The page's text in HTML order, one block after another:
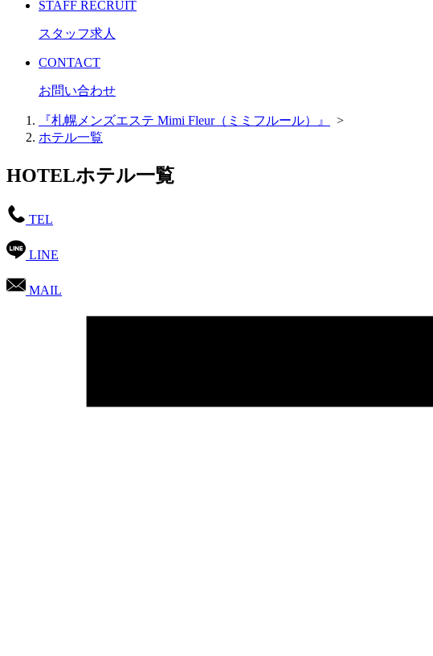
STAFF RECRUIT
スタッフ求人
CONTACT
お問い合わせ
『札幌メンズエステ Mimi Fleur（ミミフルール）』
>
ホテル一覧
HOTELホテル一覧
TEL
LINE
MAIL